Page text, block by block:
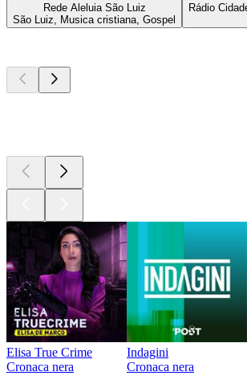
Rede Aleluia São Luiz
São Luiz, Musica cristiana, Gospel
Rádio
Elisa True Crime
Cronaca nera
Indagini
Cronaca nera